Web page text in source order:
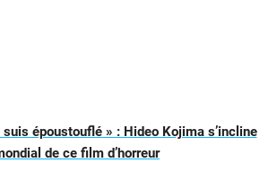
suis époustouflé » : Hideo Kojima s’incline
de ce film d’horreur